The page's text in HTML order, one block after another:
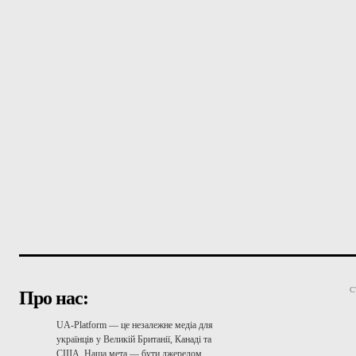
Про нас:
UA-Platform — це незалежне медіа для
українців у Великій Британії, Канаді та
США. Наша мета — бути джерелом